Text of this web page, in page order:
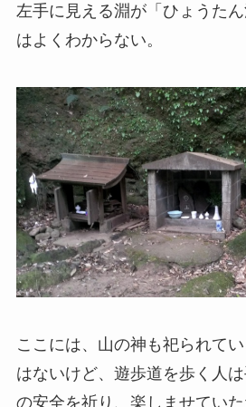
左手に見える淵が「ひょうた
はよくわからない。
ここには、山の神も祀られて
はないけど、遊歩道を歩く人
の安全を祈り、楽しませてい